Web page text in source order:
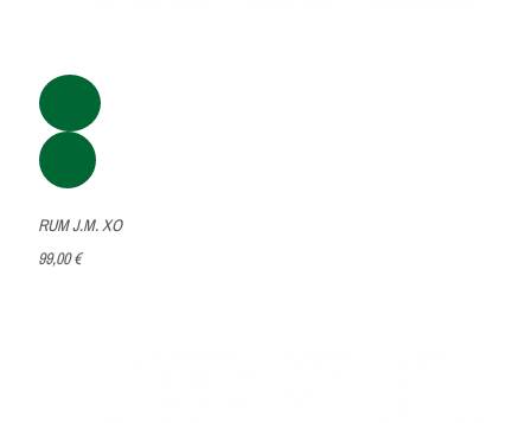
RUM J.M. XO
99,00 €